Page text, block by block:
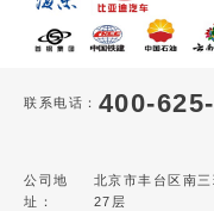
联系电话： 400-
公司地
址：
北京市丰台区南
27层